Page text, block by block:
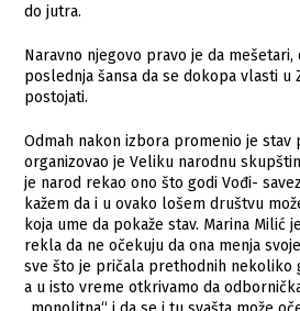
do jutra.
Naravno njegovo pravo je da mešetari,
poslednja šansa da se dokopa vlasti u
postojati.
Odmah nakon izbora promenio je stav
organizovao je Veliku narodnu
je narod rekao ono što godi Vođi-
kažem da i u ovako lošem društvu
koja ume da pokaže stav. Marina Milić
rekla da ne očekuju da ona menja
sve što je pričala prethodnih nekoliko
a u isto vreme otkrivamo da